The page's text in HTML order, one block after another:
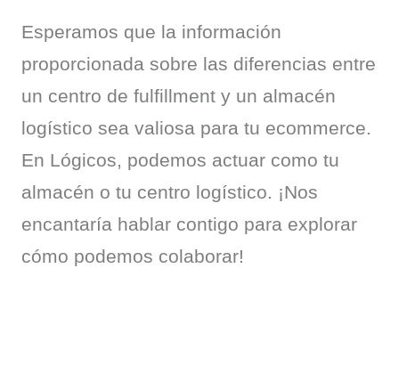
Esperamos que la información
proporcionada sobre las diferencias entre
un centro de fulfillment y un almacén
logístico sea valiosa para tu ecommerce.
En Lógicos, podemos actuar como tu
almacén o tu centro logístico. ¡Nos
encantaría hablar contigo para explorar
cómo podemos colaborar!